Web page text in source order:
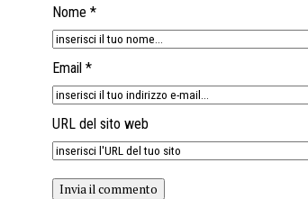
Nome *
Email *
URL del sito web